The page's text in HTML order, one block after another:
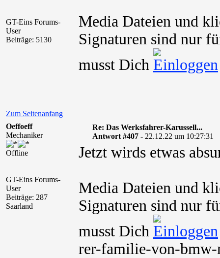
GT-Eins Forums-
User
Beiträge: 5130
Media Dateien und
Signaturen sind nur
musst Dich
Zum Seitenanfang
Oeffoeff
Mechaniker
Offline
GT-Eins Forums-
User
Beiträge: 287
Saarland
Re: Das Werksfahrer-Karussell...
Antwort #407 - 22.12.22 um 10:27:31
Jetzt wirds etwas
Media Dateien und
Signaturen sind nur
musst Dich
rer-familie-von-